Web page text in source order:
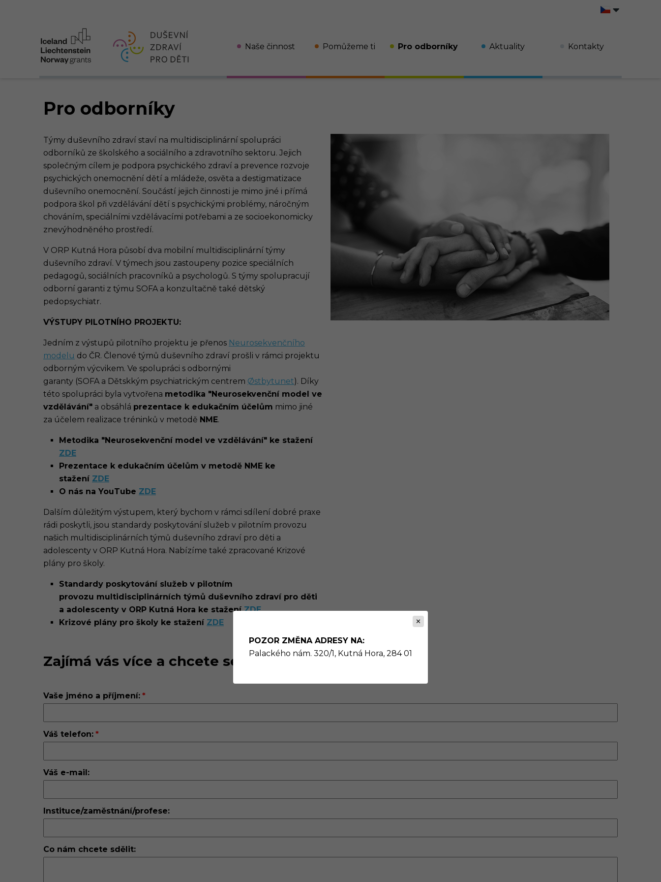
Naše činnost Pomůžeme ti Pro odborníky Aktuality Kontakty
Pro odborníky
Týmy duševního zdraví staví na multidisciplinární spolupráci
odborníků ze školského a sociálního a zdravotního sektoru. Jejich
společným cílem je podpora psychického zdraví a prevence rozvoje
psychických onemocnění dětí a mládeže, osvěta a destigmatizace
duševního onemocnění. Součástí jejich činnosti je mimo jiné i přímá
podpora škol při vzdělávání dětí s psychickými problémy, náročným
chováním, speciálními vzdělávacími potřebami a ze socioekonomicky
znevýhodněného prostředí.
V ORP Kutná Hora působí dva mobilní multidisciplinární týmy
duševního zdraví. V týmech jsou zastoupeny pozice speciálních
pedagogů, sociálních pracovníků a psychologů. S týmy spolupracují
odborní garanti z týmu SOFA a konzultačně také dětský
pedopsychiatr.
VÝSTUPY PILOTNÍHO PROJEKTU:
Jedním z výstupů pilotního projektu je přenos Neurosekvenčního
modelu do ČR. Členové týmů duševního zdraví prošli v rámci projektu
odborným výcvikem. Ve spolupráci s odbornými
garanty (SOFA a Dětskkým psychiatrickým centrem Østbytunet). Díky
této spolupráci byla vytvořena metodika "Neurosekvenční model ve
vzdělávání" a obsáhlá prezentace k edukačním účelům mimo jiné
za účelem realizace tréninků v metodě NME.
Metodika "Neurosekvenční model ve vzdělávání" ke stažení
ZDE
Prezentace k edukačním účelům v metodě NME ke
stažení ZDE
O nás na YouTube ZDE
Dalším důležitým výstupem, který bychom v rámci sdílení dobré praxe
rádi poskytli, jsou standardy poskytování služeb v pilotním provozu
našich multidisciplinárních týmů duševního zdraví pro děti a
adolescenty v ORP Kutná Hora. Nabízíme také zpracované Krizové
plány pro školy.
Standardy poskytování služeb v pilotním
provozu multidisciplinárních týmů duševního zdraví pro děti
a adolescenty v ORP Kutná Hora ke staženíZDE
Krizové plány pro školy ke stažení ZDE
Zajímá vás více a chcete se s námi propojit?
Vaše jméno a příjmení:
Váš telefon:
Váš e-mail:
Instituce/zaměstnání/profese:
Co nám chcete sdělit:
POZOR ZMĚNA ADRESY NA:
Palackého nám. 320/1, Kutná Hora, 284 01